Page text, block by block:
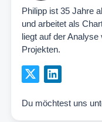
Philipp ist 35 Jahre
und arbeitet als
liegt auf der
Projekten.
Du möchtest uns